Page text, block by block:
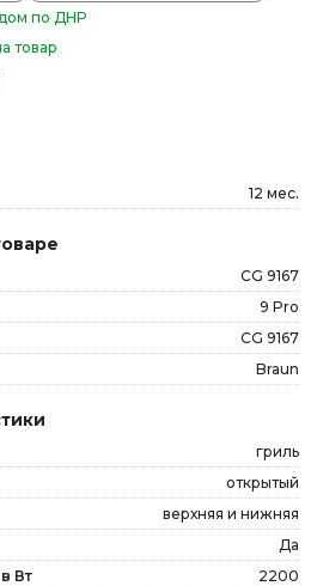
дом по ДНР
товар
12 мес.
CG 9167
9 Pro
CG 9167
Braun
гриль
открытый
верхняя и нижняя
Да
Вт
2200